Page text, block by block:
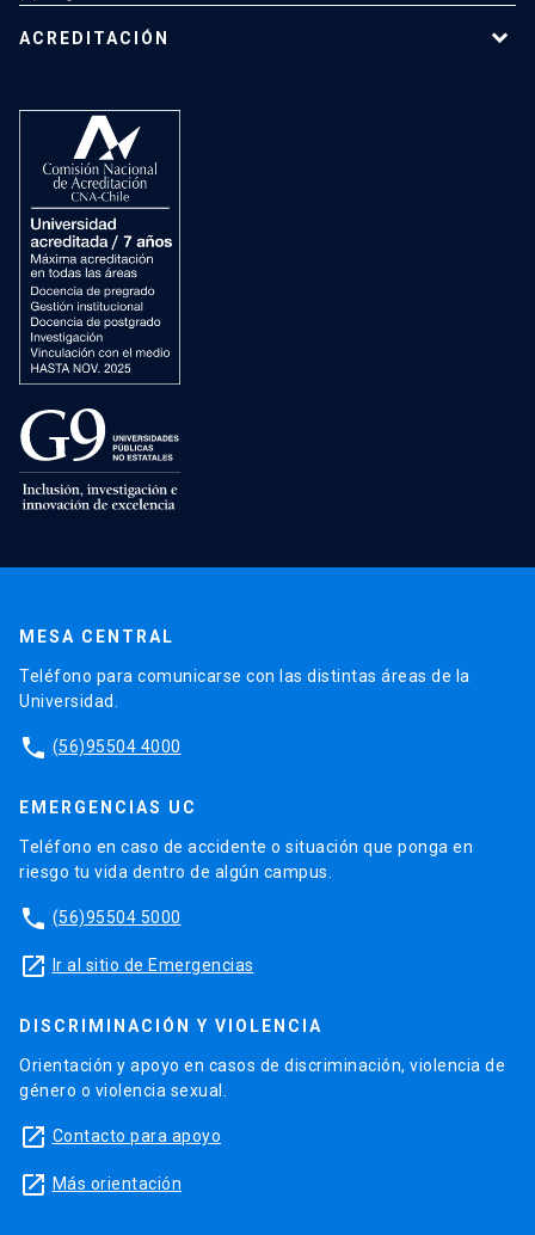
ACREDITACIÓN
MESA CENTRAL
Teléfono para comunicarse con las distintas áreas de la
Universidad.
phone (56)95504 4000
EMERGENCIAS UC
Teléfono en caso de accidente o situación que ponga en
riesgo tu vida dentro de algún campus.
phone (56)95504 5000
launch Ir al sitio de Emergencias
DISCRIMINACIÓN Y VIOLENCIA
Orientación y apoyo en casos de discriminación, violencia de
género o violencia sexual.
launch Contacto para apoyo
launch Más orientación